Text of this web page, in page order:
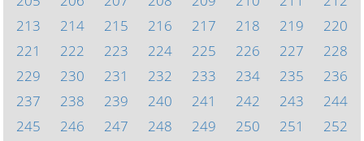
213
214 215 216 217 218 219
220
221
222 223 224 225 226 227
228
229
230 231 232 233 234 235
236
237
238 239 240 241 242 243
244
245
246 247 248 249 250 251
252